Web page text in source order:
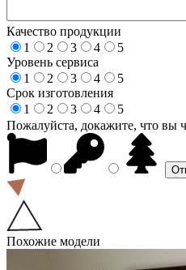
Качество продукции
1
2 3 4
5
Уровень сервиса
1
2 3 4
5
Срок изготовления
1
2 3 4
5
Пожалуйста, докажите, что вы
Похожие модели